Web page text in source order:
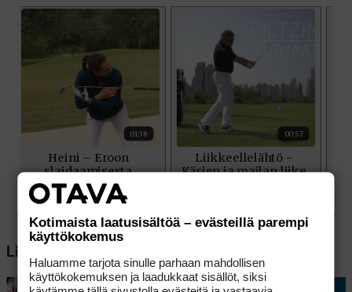
Lisää aiheesta
Kotimaista laatusisältöä – evästeillä parempi
käyttökokemus
Haluamme tarjota sinulle parhaan mahdollisen
käyttökokemuksen ja laadukkaat sisällöt, siksi